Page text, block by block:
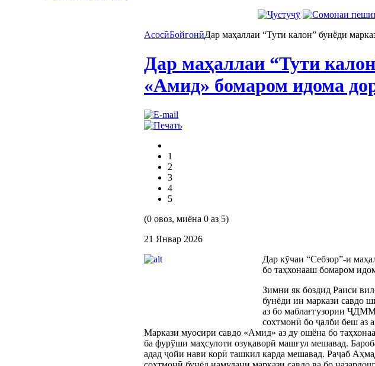
АсосӣБойгонӣДар маҳаллаи “Тути калон” бунёди
Дар маҳаллаи “Тути
«Амид» бомаром идома
1
2
3
4
5
(0 овоз, миёна 0 аз 5)
21 Январ 2026
Дар кӯчаи “Себзор”-и
бо таҳхонааш бомаром
Зимни як боздид Раиси
бунёди ин маркази савдо
аз бо маблағгузории
сохтмонӣ бо ҷалби беш аз
Маркази муосири савдо «Амид» аз ду ошёна бо
ба фурўши маҳсулоти озуқаворӣ машғул мешавад.
адад ҷойи нави корӣ ташкил карда мешавад. Раҷаб